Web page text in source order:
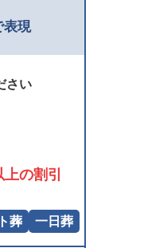
表現
さい
の割引
葬 一日葬